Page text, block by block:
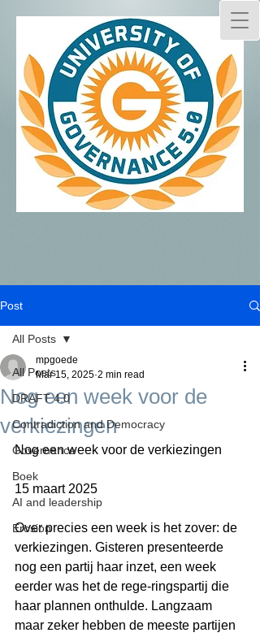
Post
All Posts
DRAFT 4.0
Contradiction and Democracy
Governance
Boek
AI and leadership
Erosion
All Posts
Nog een week voor de
verkiezingen
mpgoede
Mar 15, 2025 2 min read
Nog een week voor de verkiezingen
15 maart 2025
Over precies een week is het zover: de
verkiezingen. Gisteren presenteerde
nog een partij haar inzet, een week
eerder was het de rege-ringspartij die
haar plannen onthulde. Langzaam
maar zeker hebben de meeste partijen